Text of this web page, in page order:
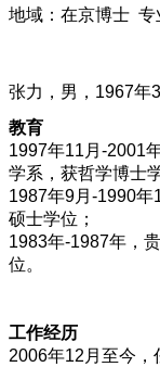
地域：在京博士 专
张力，男，1967年
教育
1997年11月-2001
学系，获哲学博士
1987年9月-1990年
硕士学位；
1983年-1987年，
位。
工作经历
2006年12月至今，